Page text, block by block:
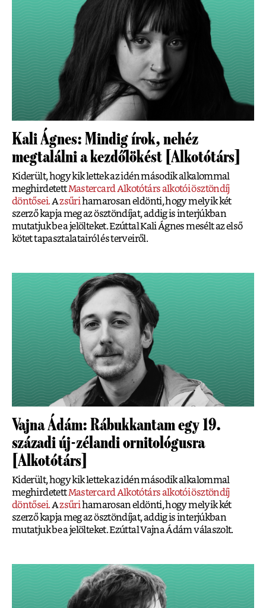
Kali Ágnes: Mindig írok, nehéz
megtalálni a kezdőlökést [Alkotótárs]
Kiderült, hogy kik lettek az idén második alkalommal
meghirdetettMastercard Alkotótárs alkotói ösztöndíj
döntősei. Azsűrihamarosan eldönti, hogy melyik két
szerző kapja meg az ösztöndíjat, addig is interjúkban
mutatjuk be a jelölteket. Ezúttal Kali Ágnes mesélt az első
kötet tapasztalatairól és terveiről.
Vajna Ádám: Rábukkantam egy 19.
századi új-zélandi ornitológusra
[Alkotótárs]
Kiderült, hogy kik lettek az idén második alkalommal
meghirdetettMastercard Alkotótárs alkotói ösztöndíj
döntősei. Azsűri hamarosan eldönti, hogy melyik két
szerző kapja meg az ösztöndíjat, addig is interjúkban
mutatjuk be a jelölteket. Ezúttal Vajna Ádám válaszolt.